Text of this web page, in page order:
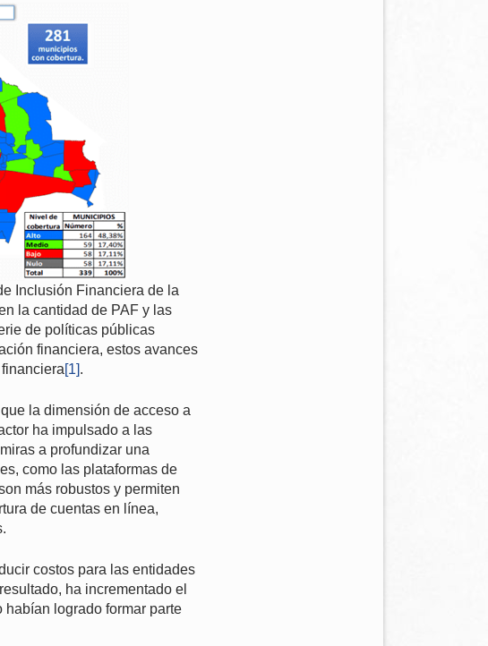
Inclusión Financiera de la
la cantidad de PAF y las
de políticas públicas
financiera, estos avances
[1].
la dimensión de acceso a
ha impulsado a las
a profundizar una
como las plataformas de
más robustos y permiten
de cuentas en línea,
costos para las entidades
ha incrementado el
logrado formar parte